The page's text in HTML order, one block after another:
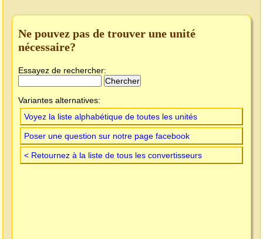
Ne pouvez pas de trouver une unité
nécessaire?
Essayez de rechercher:
Variantes alternatives:
Voyez la liste alphabétique de toutes les unités
Poser une question sur notre page facebook
< Retournez à la liste de tous les convertisseurs